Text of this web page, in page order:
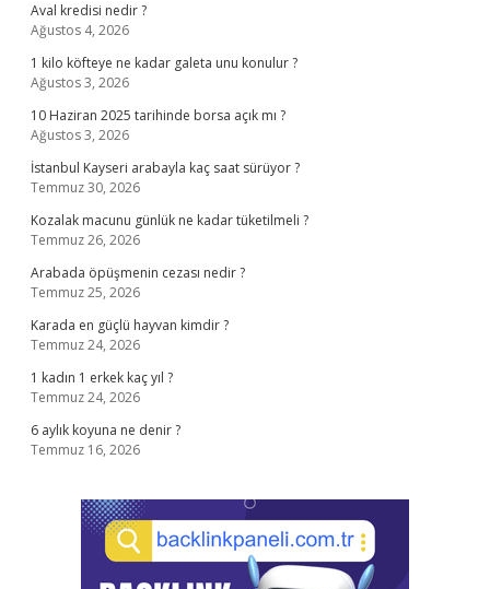
Aval kredisi nedir ?
Ağustos 4, 2026
1 kilo köfteye ne kadar galeta unu konulur ?
Ağustos 3, 2026
10 Haziran 2025 tarihinde borsa açık mı ?
Ağustos 3, 2026
İstanbul Kayseri arabayla kaç saat sürüyor ?
Temmuz 30, 2026
Kozalak macunu günlük ne kadar tüketilmeli ?
Temmuz 26, 2026
Arabada öpüşmenin cezası nedir ?
Temmuz 25, 2026
Karada en güçlü hayvan kimdir ?
Temmuz 24, 2026
1 kadın 1 erkek kaç yıl ?
Temmuz 24, 2026
6 aylık koyuna ne denir ?
Temmuz 16, 2026